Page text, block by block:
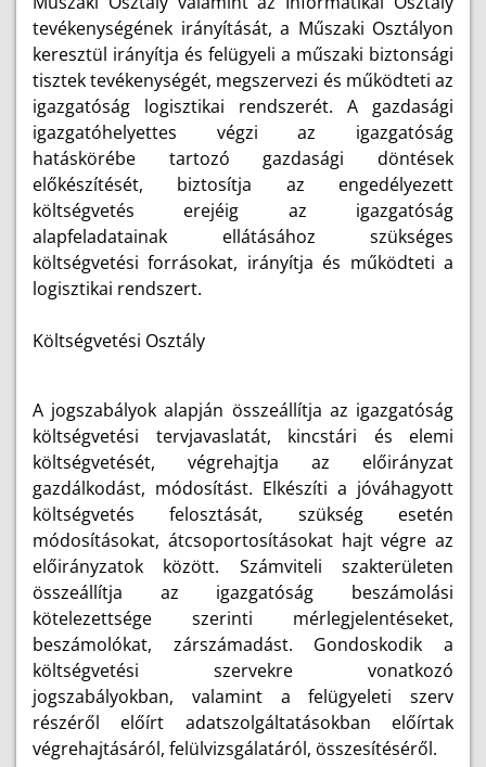
tevékenységének irányítását, a Műszaki Osztályon
keresztül irányítja és felügyeli a műszaki biztonsági
tisztek tevékenységét, megszervezi és működteti az
igazgatóság logisztikai rendszerét. A gazdasági
igazgatóhelyettes végzi az igazgatóság
hatáskörébe tartozó gazdasági döntések
előkészítését, biztosítja az engedélyezett
költségvetés erejéig az igazgatóság
alapfeladatainak ellátásához szükséges
költségvetési forrásokat, irányítja és működteti a
logisztikai rendszert.
Költségvetési Osztály
A jogszabályok alapján összeállítja az igazgatóság
költségvetési tervjavaslatát, kincstári és elemi
költségvetését, végrehajtja az előirányzat
gazdálkodást, módosítást. Elkészíti a jóváhagyott
költségvetés felosztását, szükség esetén
módosításokat, átcsoportosításokat hajt végre az
előirányzatok között. Számviteli szakterületen
összeállítja az igazgatóság beszámolási
kötelezettsége szerinti mérlegjelentéseket,
beszámolókat, zárszámadást. Gondoskodik a
költségvetési szervekre vonatkozó
jogszabályokban, valamint a felügyeleti szerv
részéről előírt adatszolgáltatásokban előírtak
végrehajtásáról, felülvizsgálatáról, összesítéséről.